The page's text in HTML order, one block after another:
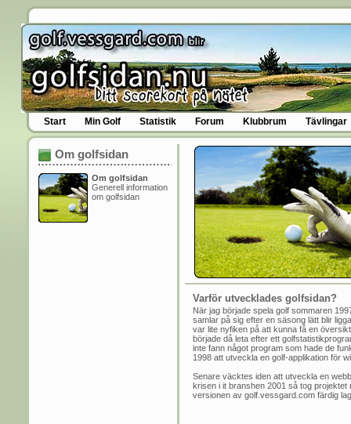
Start Min Golf Statistik Forum Klubbrum Tävlingar
Om golfsidan
Om golfsidan
Generell information
om golfsidan
Varför utvecklades golfsidan?
När jag började spela golf sommaren
samlar på sig efter en säsong lätt blir
var lite nyfiken på att kunna få en
började då leta efter ett
inte fann något program som hade de
1998 att utveckla en golf-applikation för
Senare väcktes iden att utveckla en
krisen i it branshen 2001 så tog
versionen av golf.vessgard.com färdig